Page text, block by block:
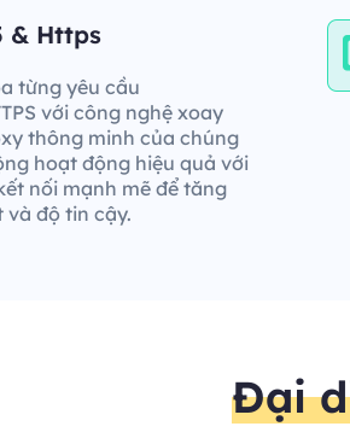
& Https
từng yêu cầu
với công nghệ xoay
thông minh của chúng
hoạt động hiệu quả với
nối mạnh mẽ để tăng
và độ tin cậy.
Đại